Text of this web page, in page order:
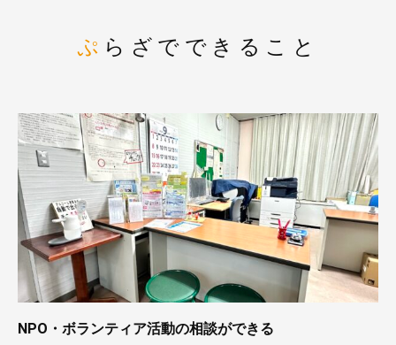
ぷらざでできること
NPO・ボランティア活動の相談ができる